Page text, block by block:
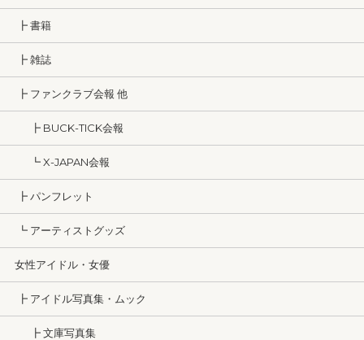
┣ 書籍
┣ 雑誌
┣ ファンクラブ会報 他
┣ BUCK-TICK会報
┗ X-JAPAN会報
┣ パンフレット
┗ アーティストグッズ
女性アイドル・女優
┣ アイドル写真集・ムック
┣ 文庫写真集